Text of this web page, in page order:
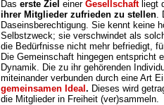
Das erste Ziel einer Gesellschaftliegt
ihrer Mitglieder zufrieden zu stellen
Daseinsberechtigung. Sie kennt keine
Selbstzweck; sie verschwindet als
die Bedürfnisse nicht mehr befriedigt,
Die Gemeinschaft hingegen entspricht
Dynamik. Die zu ihr gehörenden
miteinander verbunden durch eine Art
gemeinsamen Ideal . Dieses wird
die Mitglieder in Freiheit (ver)sammeln.